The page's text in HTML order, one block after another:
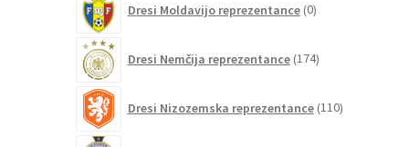
Dresi Moldavijo reprezentance 0izdelkov
Dresi Nemčija reprezentance 174izdelkov
Dresi Nizozemska reprezentance 110izdelkov